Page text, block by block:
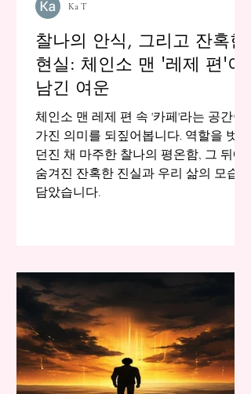
찰나의 안식, 그리고 잔혹한
현실: 체인소 맨 '레제 편'이
남긴 여운
체인소 맨 레제 편 속 '카페'라는 공간이
가진 의미를 되짚어봅니다. 역할을 벗어
던진 채 마주한 찰나의 평온함, 그 뒤에
숨겨진 잔혹한 진실과 우리 삶의 모습을
담았습니다.
Ka T